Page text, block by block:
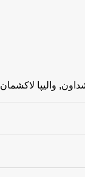
والیپا لاکشمان